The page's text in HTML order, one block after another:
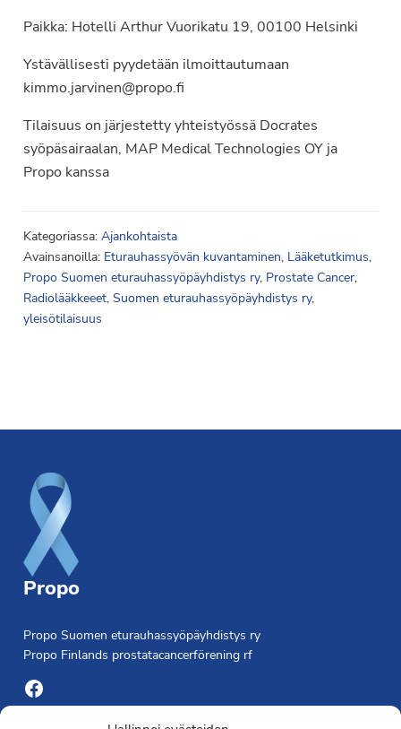
Paikka: Hotelli Arthur Vuorikatu 19, 00100 Helsinki
Ystävällisesti pyydetään ilmoittautumaan
kimmo.jarvinen@propo.fi
Tilaisuus on järjestetty yhteistyössä Docrates
syöpäsairaalan, MAP Medical Technologies OY ja
Propo kanssa
Kategoriassa: Ajankohtaista
Avainsanoilla: Eturauhassyövän kuvantaminen, Lääketutkimus,
Propo Suomen eturauhassyöpäyhdistys ry, Prostate Cancer,
Radiolääkkeeet, Suomen eturauhassyöpäyhdistys ry,
yleisötilaisuus
Propo
Propo Suomen eturauhassyöpäyhdistys ry
Propo Finlands prostatacancerförening rf
Facebook